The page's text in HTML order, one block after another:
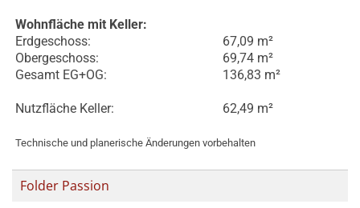
Wohnfläche mit Keller:
Erdgeschoss:
67,09 m²
Obergeschoss:
69,74 m²
Gesamt EG+OG:
136,83 m²
Nutzfläche Keller: 62,49 m²
Technische und planerische Änderungen vorbehalten
Folder Passion